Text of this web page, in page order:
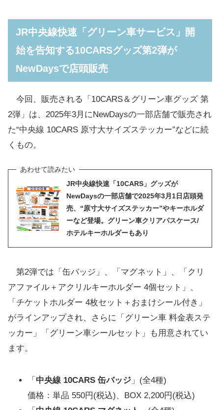
JR中央線快速「グリーン車サービス」開
始を告知する10CARSグッズ第2弾が
NewDaysで店頭販売
今回、販売される「10CARS＆グリーン車グッズ 第
2弾」は、2025年3月にNewDaysの一部店舗で販売され
た“中央線 10CARS 原寸大サイズステッカー”などに続
くもの。
JR中央線快速「10CARS」グッズが
NewDaysの一部店舗で2025年3月1日店頭発
売、“原寸大サイズステッカー”やキーホルダ
ーなど登場。グリーン車クリアパスケース/
ホテルキーホルダーもあり
第2弾では「缶バッジ」、「マグネット」、「クリ
アファイル＋アクリルキーホルダー 4個セット」、
「チケットホルダー 4枚セット＋おまけシール付き」
がラインアップされ、さらに「グリーン車 料金表ステ
ッカー」「グリーン車シールセット」も用意されてい
ます。
「 中央線 10CARS 缶バッジ 」(全4種)
価格：単品 550円(税込)、BOX 2,200円(税込)